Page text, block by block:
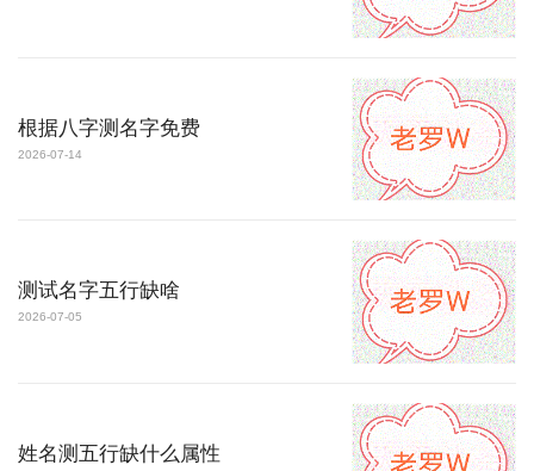
根据八字测名字免费
2026-07-14
测试名字五行缺啥
2026-07-05
姓名测五行缺什么属性